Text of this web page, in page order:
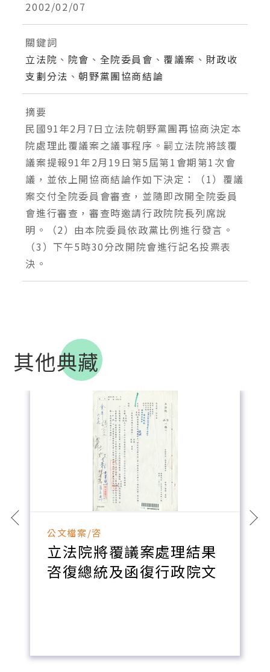
2002/02/07
關鍵詞
立法院 、 院會 、 全院委員會 、 覆議案 、 財政收
支劃分法 、朝野黨團協商結論
摘要
民國91年2月7日立法院朝野黨團再協商決定本
院處理此覆議案之議事程序。嗣立法院將該覆
議案提報91年2月19日第5屆第1會期第1次會
議，並依上開協商結論作如下決定：（1）覆議
案交付全院委員會審查，並隨即改開全院委員
會進行審查，審查時邀請行政院院長列席說
明。（2）由本院委員依政黨比例進行發言。
（3）下午5時30分改開院會進行記名投票表
決。
其他典藏
公文檔案/咨
立法院將覆議案處理結果
咨復總統及函復行政院文